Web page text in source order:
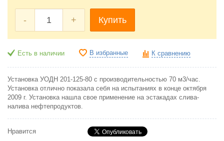
- + Купить
Есть в наличии В избранные К сравнению
Установка УОДН 201-125-80 с производительностью 70 м3/час.
Установка отлично показала себя на испытаниях в конце октября
2009 г. Установка нашла свое применение на эстакадах слива-
налива нефтепродуктов.
Нравится